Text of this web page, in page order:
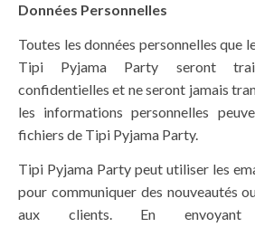
Données Personnelles
Toutes les données personnelles que
Tipi Pyjama Party seront
confidentielles et ne seront jamais
les informations personnelles
fichiers de Tipi Pyjama Party.
Tipi Pyjama Party peut utiliser les
pour communiquer des nouveautés
aux clients. En